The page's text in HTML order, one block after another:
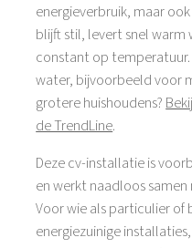
energieverbruik, maar
blijft stil, levert snel
constant op temperatuur.
water, bijvoorbeeld voor
grotere huishoudens?
de TrendLine.
Deze cv-installatie is
en werkt naadloos
Voor wie als particulier of
energiezuinige